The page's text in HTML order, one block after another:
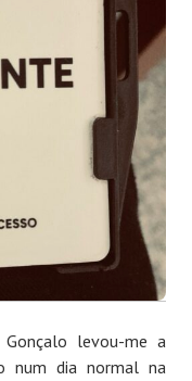
levou-me a
num dia normal na